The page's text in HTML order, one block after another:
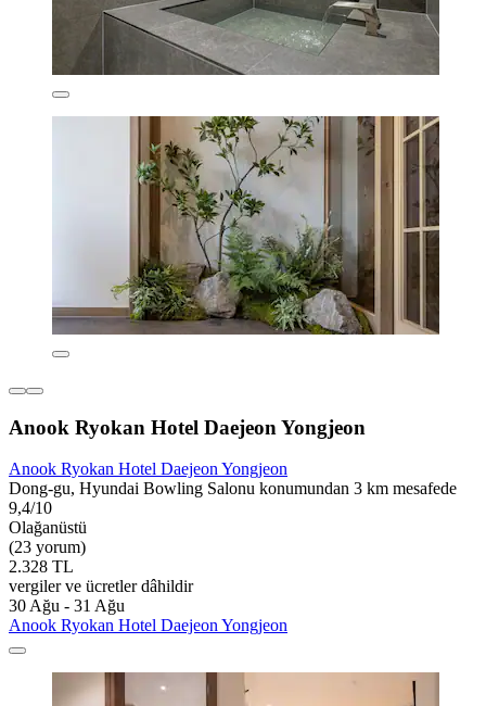
Anook Ryokan Hotel Daejeon Yongjeon
Anook Ryokan Hotel Daejeon Yongjeon
Dong-gu, Hyundai Bowling Salonu konumundan 3 km mesafede
9,4/10
Olağanüstü
(23 yorum)
2.328 TL
vergiler ve ücretler dâhildir
30 Ağu - 31 Ağu
Anook Ryokan Hotel Daejeon Yongjeon